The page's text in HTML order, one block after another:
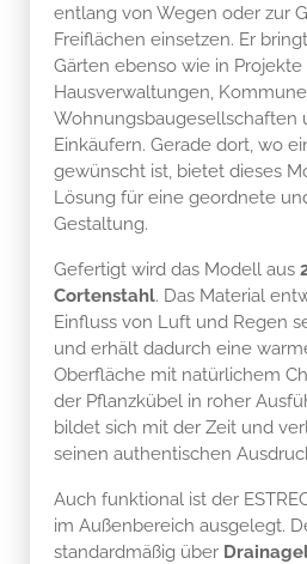
entlang von Wegen oder zur
Freiflächen einsetzen. Er
Gärten ebenso wie in
Hausverwaltungen,
Wohnungsbaugesellschaften
Einkäufern. Gerade dort, wo
gewünscht ist, bietet dieses
Lösung für eine geordnete
Gestaltung.
Gefertigt wird das Modell aus
Cortenstahl. Das Material
Einfluss von Luft und Regen
und erhält dadurch eine
Oberfläche mit natürlichem
der Pflanzkübel in roher
bildet sich mit der Zeit und
seinen authentischen
Auch funktional ist der
im Außenbereich ausgelegt.
standardmäßig über